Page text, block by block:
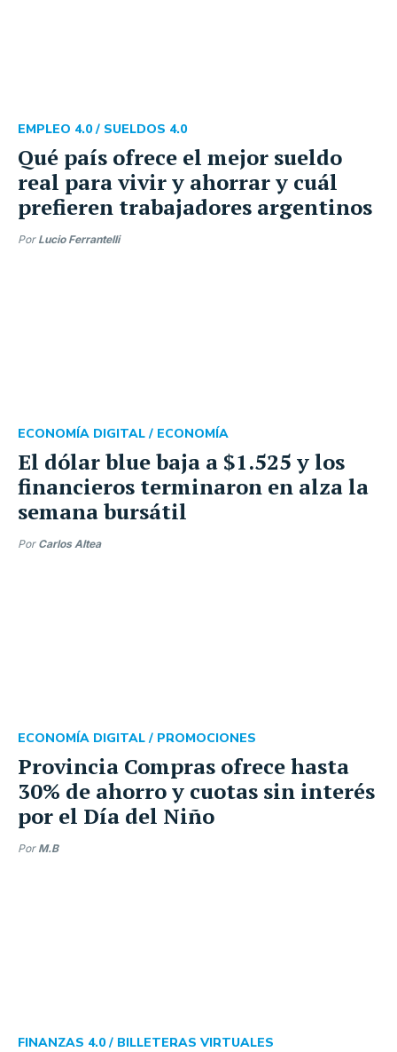
Qué país ofrece el mejor sueldo
real para vivir y ahorrar y cuál
prefieren trabajadores argentinos
EMPLEO 4.0 / SUELDOS 4.0
Por Lucio Ferrantelli
El dólar blue baja a $1.525 y los
financieros terminaron en alza la
semana bursátil
ECONOMÍA DIGITAL / ECONOMÍA
Por Carlos Altea
Provincia Compras ofrece hasta
30% de ahorro y cuotas sin interés
por el Día del Niño
ECONOMÍA DIGITAL / PROMOCIONES
Por M.B
FINANZAS 4.0 / BILLETERAS VIRTUALES